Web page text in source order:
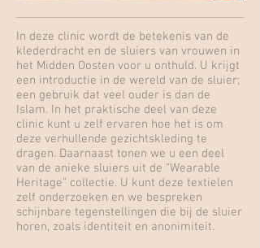
In deze clinic wordt de betekenis van de
klederdracht en de sluiers van vrouwen in
het Midden Oosten voor u onthuld. U krijgt
een introductie in de wereld van de sluier;
een gebruik dat veel ouder is dan de
Islam. In het praktische deel van deze
clinic kunt u zelf ervaren hoe het is om
deze verhullende gezichtskleding te
dragen. Daarnaast tonen we u een deel
van de anieke sluiers uit de “Wearable
Heritage” collectie. U kunt deze textielen
zelf onderzoeken en we bespreken
schijnbare tegenstellingen die bij de sluier
horen, zoals identiteit en anonimiteit.